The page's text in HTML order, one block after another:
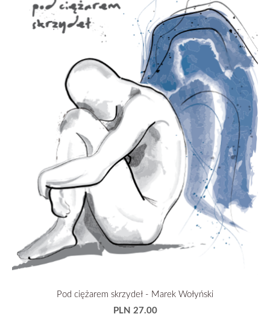
Pod ciężarem skrzydeł - Marek Wołyński
PLN 27.00